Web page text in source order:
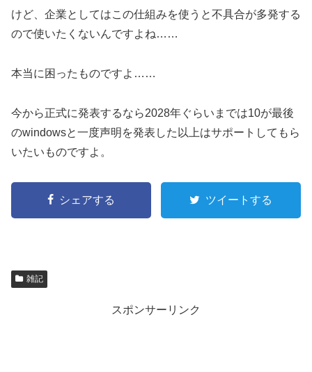
けど、企業としてはこの仕組みを使うと不具合が多発する
ので使いたくないんですよね……
本当に困ったものですよ……
今から正式に発表するなら2028年ぐらいまでは10が最後
のwindowsと一度声明を発表した以上はサポートしてもら
いたいものですよ。
シェアする ツイートする
雑記
スポンサーリンク